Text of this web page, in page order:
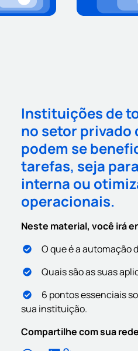
Instituições de
no setor privado
podem se
tarefas, seja
interna ou
operacionais.
Neste material, você irá
O que é a automação
Quaissão as suas
6 pontos essenciais
sua instituição.
Compartilhe com sua